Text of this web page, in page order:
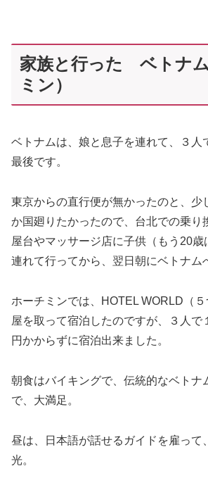
家族と行った ベトナ
ミン）
ベトナムは、娘と息子を連れて、３人
最後です。
東京からの直行便が無かったのと、少
か国廻りたかったので、台北での乗り
屋台やマッサージ店に子供（もう20歳
連れて行ってから、翌日朝にベトナム
ホーチミンでは、HOTEL WORLD（
屋を取って宿泊したのですが、３人で
円かからずに宿泊出来ました。
朝食はバイキングで、伝統的なベトナ
で、大満足。
昼は、日本語が話せるガイドを雇って
光。